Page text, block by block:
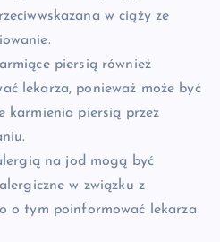
w ciąży ze
piersią również
lekarza, ponieważ może być
karmienia piersią przez
na jod mogą być
w związku z
o tym poinformować lekarza